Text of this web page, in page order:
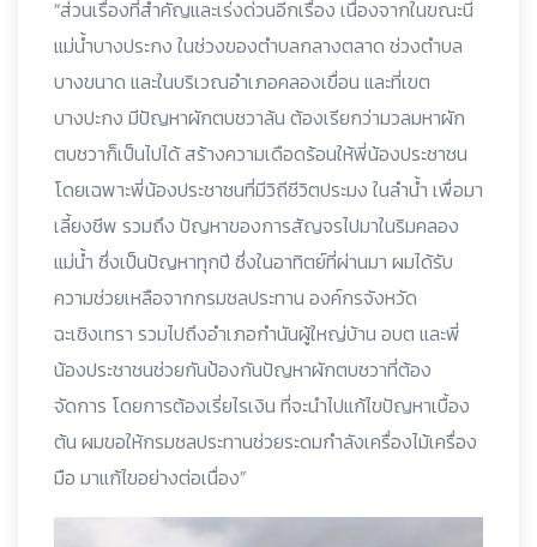
“ส่วนเรื่องที่สำคัญและเร่งด่วนอีกเรื่อง เนื่องจากในขณะนี้
แม่น้ำบางประกง ในช่วงของตำบลกลางตลาด ช่วงตำบล
บางขนาด และในบริเวณอำเภอคลองเขื่อน และที่เขต
บางปะกง มีปัญหาผักตบชวาล้น ต้องเรียกว่ามวลมหาผัก
ตบชวาก็เป็นไปได้ สร้างความเดือดร้อนให้พี่น้องประชาชน
โดยเฉพาะพี่น้องประชาชนที่มีวิถีชีวิตประมง ในลำน้ำ เพื่อมา
เลี้ยงชีพ รวมถึง ปัญหาของการสัญจรไปมาในริมคลอง
แม่น้ำ ซึ่งเป็นปัญหาทุกปี ซึ่งในอาทิตย์ที่ผ่านมา ผมได้รับ
ความช่วยเหลือจากกรมชลประทาน องค์กรจังหวัด
ฉะเชิงเทรา รวมไปถึงอำเภอกำนันผู้ใหญ่บ้าน อบต และพี่
น้องประชาชนช่วยกันป้องกันปัญหาผักตบชวาที่ต้อง
จัดการ โดยการต้องเรี่ยไรเงิน ที่จะนำไปแก้ไขปัญหาเบื้อง
ต้น ผมขอให้กรมชลประทานช่วยระดมกำลังเครื่องไม้เครื่อง
มือ มาแก้ไขอย่างต่อเนื่อง”